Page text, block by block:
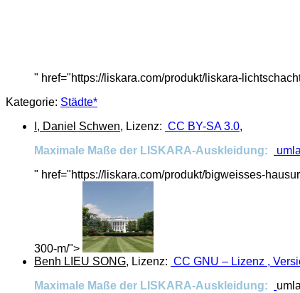
" href="https://liskara.com/produkt/liskara-
Kategorie: Städte*
I, Daniel Schwen, Lizenz: CC BY-SA 3.0,
Maximale Maße der LISKARA-Auskleidung:
" href="https://liskara.com/produkt/bigweisses-
300-m/">
Benh LIEU SONG, Lizenz: CC GNU – Lizenz ,
Maximale Maße der LISKARA-Auskleidung: